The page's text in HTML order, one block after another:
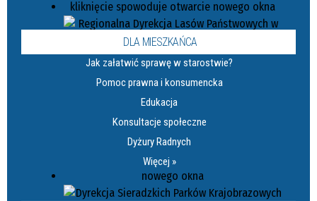
DLA MIESZKAŃCA
Jak załatwić sprawę w starostwie?
Pomoc prawna i konsumencka
Edukacja
Konsultacje społeczne
Dyżury Radnych
Więcej »